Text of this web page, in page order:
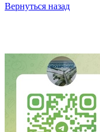
Вернуться назад